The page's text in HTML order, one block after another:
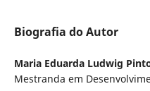
Biografia do Autor
Maria Eduarda Ludwig
Mestranda em